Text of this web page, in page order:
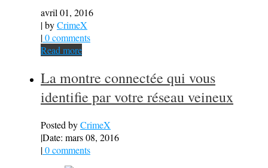
avril 01, 2016
| byCrimeX
|0 comments
Read more
La montre connectée qui vous
identifie par votre réseau veineux
Posted byCrimeX
|Date: mars 08, 2016
|0 comments